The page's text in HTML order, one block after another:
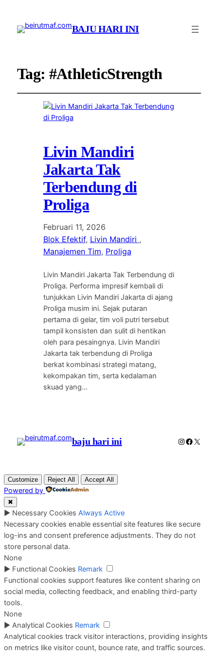
BAJU HARI INI
Tag: #AthleticStrength
Livin Mandiri
Jakarta Tak
Terbendung di
Proliga
Februari 11, 2026
Blok Efektif, Livin Mandiri
Manajemen Tim, Proliga
Livin Mandiri Jakarta Tak Terbendung di
Proliga. Performa impresif kembali di
tunjukkan Livin Mandiri Jakarta di ajang
Proliga musim ini. Sejak putaran
pertama di gelar, tim voli putri tersebut
tampil konsisten dan sulit di hentikan
oleh para pesaingnya. Livin Mandiri
Jakarta tak terbendung di Proliga
berkat kombinasi strategi matang,
kekompakan tim, serta kedalaman
skuad yang…
baju hari ini Instagram
X
Customize Reject All Accept All
Powered by
✖
► Necessary Cookies Always Active
Necessary cookies enable essential site features like secure
log-ins and consent preference adjustments. They do not
store personal data.
None
► Functional Cookies Remark
Functional cookies support features like content sharing on
social media, collecting feedback, and enabling third-party
tools.
None
► Analytical Cookies Remark
Analytical cookies track visitor interactions, providing insights
on metrics like visitor count, bounce rate, and traffic sources.